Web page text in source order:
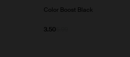
Color Boost Black
3.50